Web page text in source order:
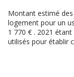
Montant estimé
logement pour un
1 770 € . 2021
utilisés pour établir